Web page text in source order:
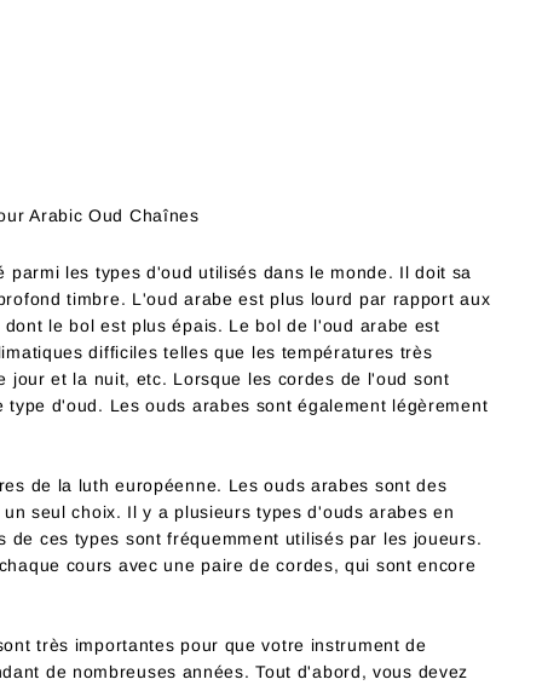
Arabic Oud Chaînes
les types d'oud utilisés dans le monde. Il doit sa
timbre. L'oud arabe est plus lourd par rapport aux
le bol est plus épais. Le bol de l'oud arabe est
difficiles telles que les températures très
jour et la nuit, etc. Lorsque les cordes de l'oud sont
d'oud. Les ouds arabes sont également légèrement
de la luth européenne. Les ouds arabes sont des
seul choix. Il y a plusieurs types d'ouds arabes en
de ces types sont fréquemment utilisés par les joueurs.
cours avec une paire de cordes, qui sont encore
très importantes pour que votre instrument de
de nombreuses années. Tout d'abord, vous devez